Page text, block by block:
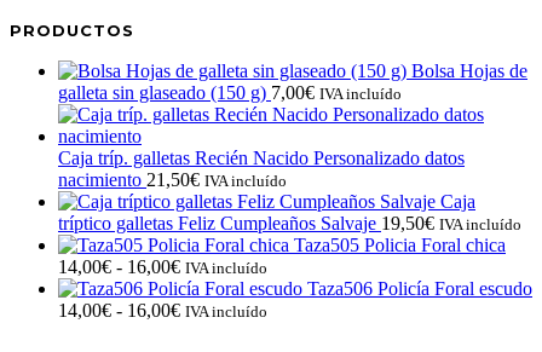
PRODUCTOS
Bolsa Hojas de
galleta sin glaseado (150 g) 7,00€ IVA incluído
Caja tríp. galletas Recién Nacido Personalizado datos
nacimiento 21,50€ IVA incluído
Caja
tríptico galletas Feliz Cumpleaños Salvaje 19,50€ IVA incluído
Taza505 Policia Foral chica
14,00€ - 16,00€Rango
de
precios:
IVA incluído
Taza506 Policía Foral escudo
14,00€ - 16,00€Rango
IVA incluído